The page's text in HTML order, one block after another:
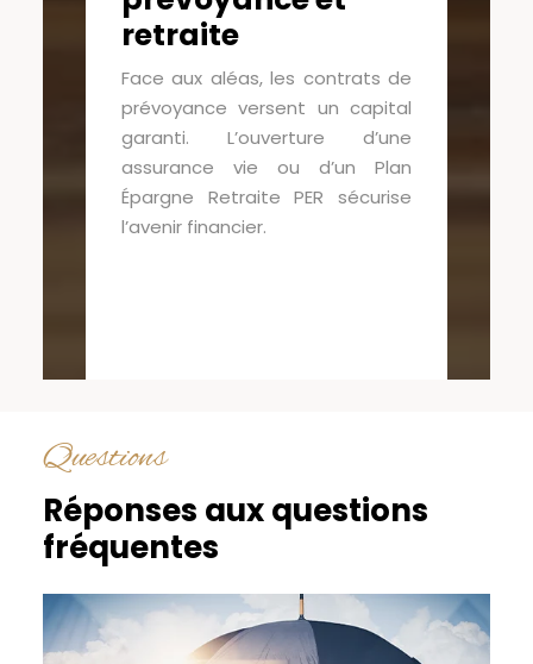
retraite
Face aux aléas, les contrats de
prévoyance versent un capital
garanti. L’ouverture d’une
assurance vie ou d’un Plan
Épargne Retraite PER sécurise
l’avenir financier.
Questions
Réponses aux questions
fréquentes